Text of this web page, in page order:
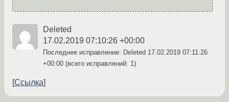
Deleted
17.02.2019 07:10:26 +00:00
Последнее исправление: Deleted 17.02.2019 07:11:26
+00:00 (всего исправлений: 1)
Ссылка